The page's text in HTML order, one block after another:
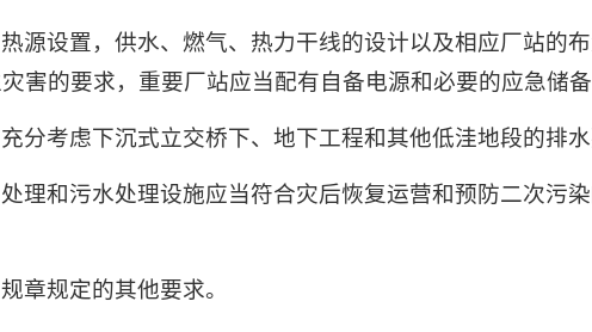
热源设置，供水、燃气、热力干线的设计以及相应厂站的
害的要求，重要厂站应当配有自备电源和必要的应急储备
充分考虑下沉式立交桥下、地下工程和其他低洼地段的排
处理和污水处理设施应当符合灾后恢复运营和预防二次污
章规定的其他要求。